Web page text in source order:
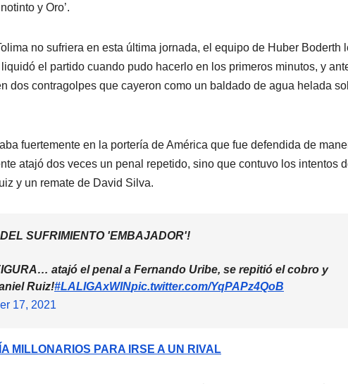
y Oro’.
no sufriera en esta última jornada, el equipo de Huber Boderth
el partido cuando pudo hacerlo en los primeros minutos, y
dos contragolpes que cayeron como un baldado de agua helada
fuertemente en la portería de América que fue defendida de
atajó dos veces un penal repetido, sino que contuvo los intentos
y un remate de David Silva.
SUFRIMIENTO 'EMBAJADOR'!
atajó el penal a Fernando Uribe, se repitió el cobro y
Ruiz!#LALIGAxWINpic.twitter.com/YqPAPz4QoB
17, 2021
MILLONARIOS PARA IRSE A UN RIVAL